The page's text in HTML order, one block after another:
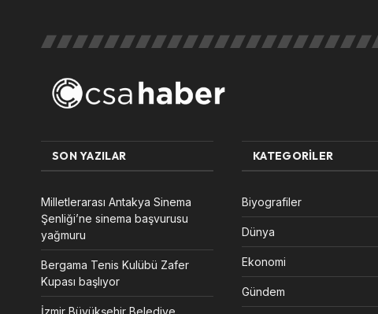
SON YAZILAR
Milletlerarası Antakya Sinema
Şenliği’ne sinema başvurusu
yağmuru
Bergama Tenis Kulübü Zafer
Kupası başlıyor
İzmir Büyükşehir Belediye
KATEGORILER
Biyografiler
Dünya
Ekonomi
Gündem